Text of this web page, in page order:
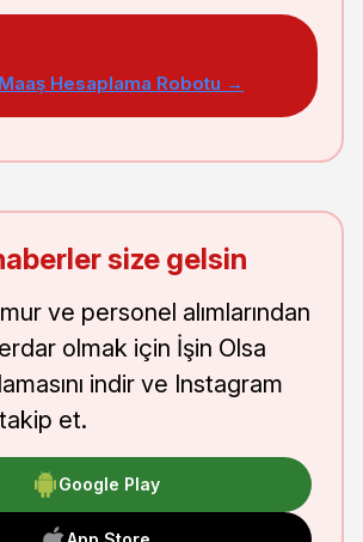
Hesaplama Robotu →
size gelsin
ve personel alımlarından
olmak için İşin Olsa
indir ve Instagram
takip et.
Google Play